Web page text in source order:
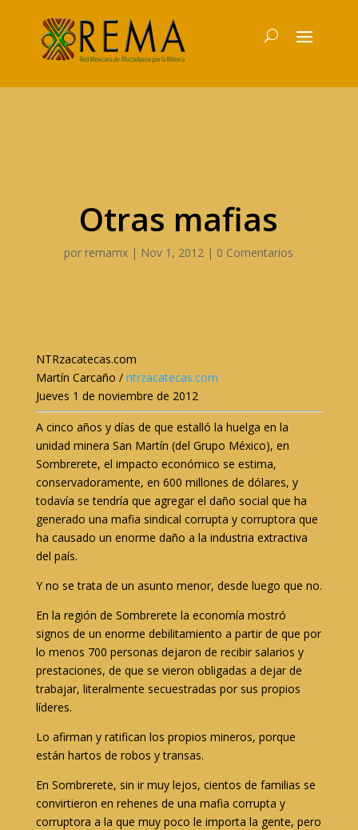
Otras mafias
por remamx | Nov 1, 2012 | 0 Comentarios
NTRzacatecas.com
Martín Carcaño / ntrzacatecas.com
Jueves 1 de noviembre de 2012
A cinco años y días de que estalló la huelga en la
unidad minera San Martín (del Grupo México), en
Sombrerete, el impacto económico se estima,
conservadoramente, en 600 millones de dólares, y
todavía se tendría que agregar el daño social que ha
generado una mafia sindical corrupta y corruptora que
ha causado un enorme daño a la industria extractiva
del país.
Y no se trata de un asunto menor, desde luego que no.
En la región de Sombrerete la economía mostró
signos de un enorme debilitamiento a partir de que por
lo menos 700 personas dejaron de recibir salarios y
prestaciones, de que se vieron obligadas a dejar de
trabajar, literalmente secuestradas por sus propios
líderes.
Lo afirman y ratifican los propios mineros, porque
están hartos de robos y transas.
En Sombrerete, sin ir muy lejos, cientos de familias se
convirtieron en rehenes de una mafia corrupta y
corruptora a la que muy poco le importa la gente, pero